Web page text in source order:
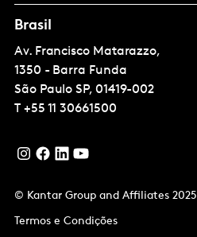
Brasil
Av. Francisco Matarazzo,
1350 - Barra Funda
São Paulo SP, 01419-002
T +55 11 30661500
© Kantar Group and Affiliates 2025
Termos e Condições